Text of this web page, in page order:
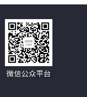
微信公众平台